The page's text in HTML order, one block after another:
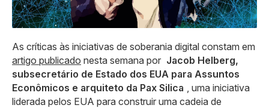
As críticas às iniciativas de soberania digital constam em
artigo publicado nesta semana por Jacob Helberg,
subsecretário de Estado dos EUA para Assuntos
Econômicos e arquiteto da Pax Silica
, uma iniciativa
liderada pelos EUA para construir uma cadeia de